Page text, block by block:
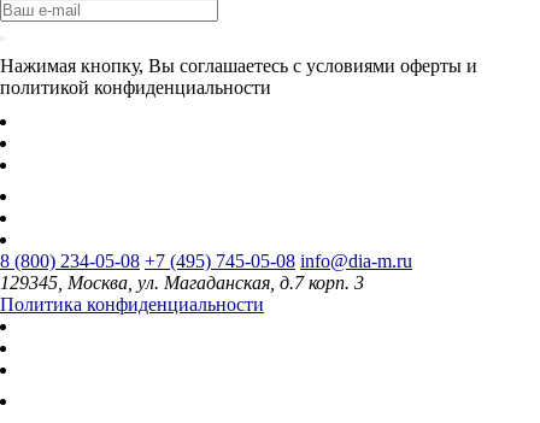
Нажимая кнопку, Вы соглашаетесь с условиями оферты и
политикой конфиденциальности
8 (800) 234-05-08 +7 (495) 745-05-08 info@dia-m.ru
129345, Москва, ул. Магаданская, д.7 корп. 3
Политика конфиденциальности